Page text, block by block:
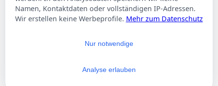
Rechtliches
Impressum
Namen, Kontaktdaten oder vollständigen IP-Adressen.
Wir erstellen keine Werbeprofile. Mehr zum Datenschutz
Nur notwendige
Analyse erlauben